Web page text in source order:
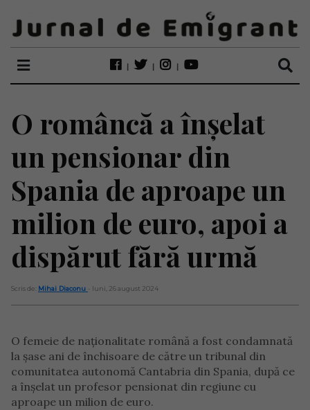
O româncă a înșelat
un pensionar din
Spania de aproape un
milion de euro, apoi a
dispărut fără urmă
Scris de: Mihai Diaconu - luni, 26 august 2024
O femeie de naționalitate română a fost condamnată
la șase ani de închisoare de către un tribunal din
comunitatea autonomă Cantabria din Spania, după ce
a înșelat un profesor pensionat din regiune cu
aproape un milion de euro.